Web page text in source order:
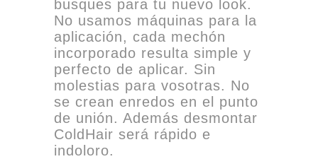
busques para tu nuevo look.
No usamos máquinas para la
aplicación, cada mechón
incorporado resulta simple y
perfecto de aplicar. Sin
molestias para vosotras. No
se crean enredos en el punto
de unión. Además desmontar
ColdHair será rápido e
indoloro.